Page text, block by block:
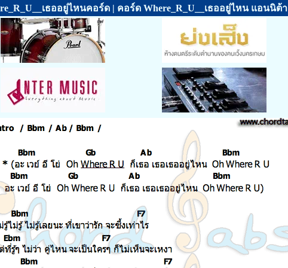
เธออยู่ไหนคอร์ด | คอร์ด Where_R_U__เธออยู่ไหน แอนนิต้า